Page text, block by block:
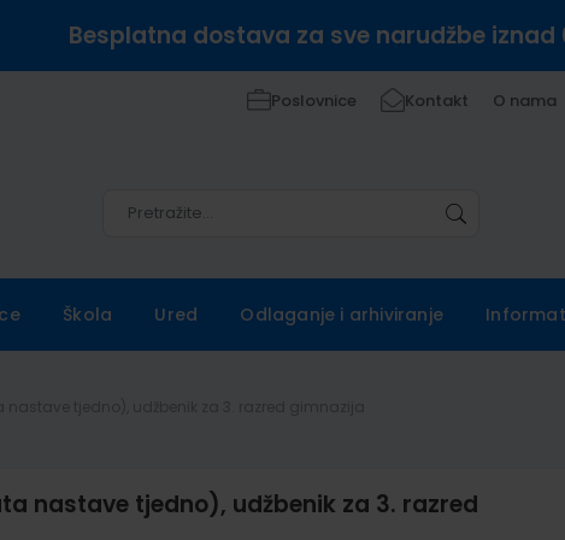
Besplatna dostava za sve narudžbe iznad
Poslovnice Kontakt O nama
Škola Ured Odlaganje i arhiviranje
nastave tjedno), udžbenik za 3. razred